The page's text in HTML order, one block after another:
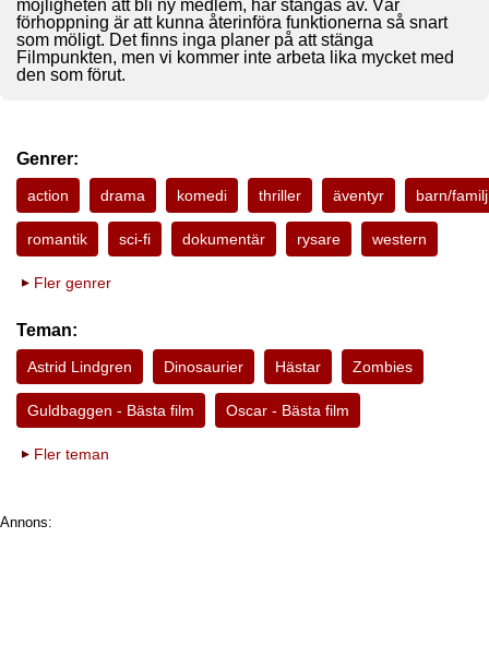
möjligheten att bli ny medlem, har stängas av. Vår
förhoppning är att kunna återinföra funktionerna så snart
som möligt. Det finns inga planer på att stänga
Filmpunkten, men vi kommer inte arbeta lika mycket med
den som förut.
Genrer:
action drama komedi thriller äventyr barn/familj
romantik sci-fi dokumentär rysare western
Fler genrer
Teman:
Astrid Lindgren Dinosaurier Hästar Zombies
Guldbaggen - Bästa film Oscar - Bästa film
Fler teman
Annons: